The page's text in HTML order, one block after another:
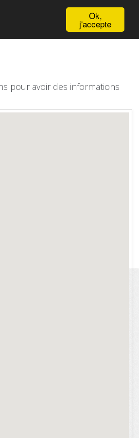
Ok,
j'accepte
pour avoir des informations